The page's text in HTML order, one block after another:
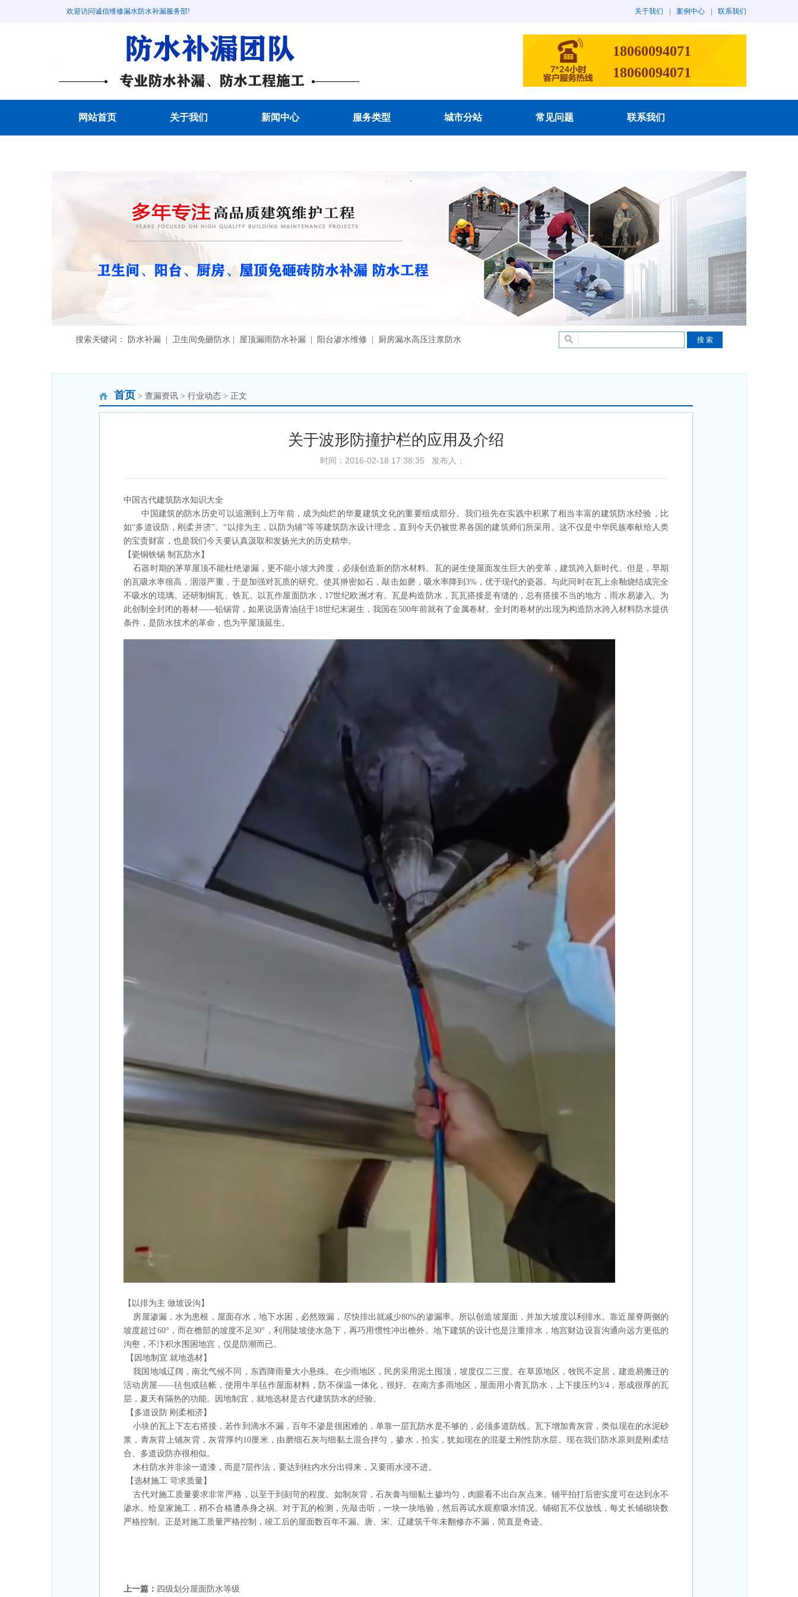
欢迎访问诚信维修漏水防水补漏服务部! 关于我们 案例中心 联系我们
18060094071
18060094071
网站首页 关于我们 新闻中心 服务类型 城市分站 常见问题 联系我们
搜索关键词： 防水补漏 | 卫生间免砸防水 | 屋顶漏雨防水补漏 | 阳台渗水维修 | 厨房漏水高压注浆防水
首页 > 查漏资讯 > 行业动态 > 正文
关于波形防撞护栏的应用及介绍
时间：2016-02-18 17:38:35 发布人：
中国古代建筑防水知识大全
中国建筑的防水历史可以追溯到上万年前，成为灿烂的华夏建筑文化的重要组成部分。我们祖先在实践中积累了相当丰富的建筑防水经验，比
如“多道设防，刚柔并济”、“以排为主，以防为辅”等等建筑防水设计理念，直到今天仍被世界各国的建筑师们所采用。这不仅是中华民族奉献给人类
的宝贵财富，也是我们今天要认真汲取和发扬光大的历史精华。
【瓷铜铁锡 制瓦防水】
石器时期的茅草屋顶不能杜绝渗漏，更不能小坡大跨度，必须创造新的防水材料。瓦的诞生使屋面发生巨大的变革，建筑跨入新时代。但是，早期
的瓦吸水率很高，洇湿严重，于是加强对瓦质的研究。使其擀密如石，敲击如磬，吸水率降到3%，优于现代的瓷器。与此同时在瓦上余釉烧结成完全
不吸水的琉璃。还研制铜瓦、铁瓦。以瓦作屋面防水，17世纪欧洲才有。瓦是构造防水，瓦瓦搭接是有缝的，总有搭接不当的地方，雨水易渗入。为
此创制全封闭的卷材——铅锡背，如果说沥青油毡于18世纪末诞生，我国在500年前就有了金属卷材。全封闭卷材的出现为构造防水跨入材料防水提供
条件，是防水技术的革命，也为平屋顶延生。
【以排为主 做坡设沟】
房屋渗漏，水为患根，屋面存水，地下水困，必然致漏，尽快排出就减少80%的渗漏率。所以创造坡屋面，并加大坡度以利排水。靠近屋脊两侧的
坡度超过60°，而在檐部的坡度不足30°，利用陡坡使水急下，再巧用惯性冲出檐外。地下建筑的设计也是注重排水，地宫财边设盲沟通向远方更低的
沟壑，不汴积水围困地宫，仅是防潮而已。
【因地制宜 就地选材】
我国地域辽阔，南北气候不同，东西降雨量大小悬殊。在少雨地区，民房采用泥土囤顶，坡度仅二三度。在草原地区，牧民不定居，建造易搬迁的
活动房屋——毡包或毡帐，使用牛羊毡作屋面材料，防不保温一体化，很好。在南方多雨地区，屋面用小青瓦防水，上下接压约3/4，形成很厚的瓦
层，夏天有隔热的功能。因地制宜，就地选材是古代建筑防水的经验。
【多道设防 刚柔相济】
小块的瓦上下左右搭接，若作到滴水不漏，百年不渗是很困难的，单靠一层瓦防水是不够的，必须多道防线。瓦下增加青灰背，类似现在的水泥砂
浆，青灰背上铺灰背，灰背厚约10厘米，由磨细石灰与细黏土混合拌匀，掺水，拍实，犹如现在的混凝土刚性防水层。现在我们防水原则是刚柔结
合、多道设防亦很相似。
木柱防水并非涂一道漆，而是7层作法，要达到柱内水分出得来，又要雨水浸不进。
【选材施工 苛求质量】
古代对施工质量要求非常严格，以至于到刻苛的程度。如制灰背，石灰膏与细黏土掺均匀，肉眼看不出白灰点来。铺平拍打后密实度可在达到永不
渗水。给皇家施工，稍不合格遭杀身之祸。对于瓦的检测，先敲击听，一块一块地验，然后再试水观察吸水情况。铺砌瓦不仅放线，每丈长铺砌块数
严格控制。正是对施工质量严格控制，竣工后的屋面数百年不漏。唐、宋、辽建筑千年未翻修亦不漏，简直是奇迹。
上一篇： 四级划分屋面防水等级